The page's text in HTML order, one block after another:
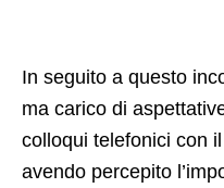
In seguito a questo
ma carico di
colloqui telefonici con
avendo percepito